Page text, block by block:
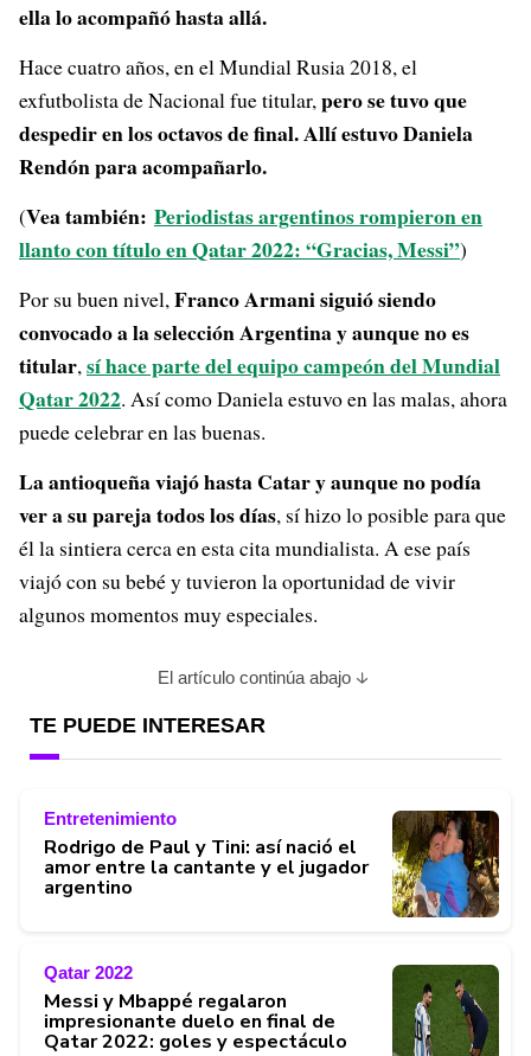
ella lo acompañó hasta allá.
Hace cuatro años, en el Mundial Rusia 2018, el
exfutbolista de Nacional fue titular,pero se tuvo que
despedir en los octavos de final. Allí estuvo Daniela
Rendón para acompañarlo.
(Vea también: Periodistas argentinos rompieron en
llanto con título en Qatar 2022: “Gracias, Messi”)
Por su buen nivel,Franco Armani siguió siendo
convocado a la selección Argentina y aunque no es
titular,sí hace parte del equipo campeón del Mundial
Qatar 2022. Así como Daniela estuvo en las malas, ahora
puede celebrar en las buenas.
La antioqueña viajó hasta Catar y aunque no podía
ver a su pareja todos los días, sí hizo lo posible para que
él la sintiera cerca en esta cita mundialista. A ese país
viajó con su bebé y tuvieron la oportunidad de vivir
algunos momentos muy especiales.
El artículo continúa abajo
TE PUEDE INTERESAR
Entretenimiento
Rodrigo de Paul y Tini: así nació el
amor entre la cantante y el jugador
argentino
Qatar 2022
Messi y Mbappé regalaron
impresionante duelo en final de
Qatar 2022: goles y espectáculo